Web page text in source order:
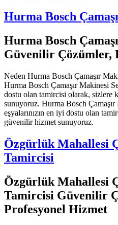
Hurma Bosch
Hurma Bosch
Güvenilir Çözümler,
Neden Hurma Bosch Çamaşır
Hurma Bosch Çamaşır Makinesi
dostu olan tamircisi olarak, sizlere
sunuyoruz. Hurma Bosch
eşyalarınızın en iyi dostu olan
güvenilir hizmet sunuyoruz.
Özgürlük Mahallesi
Tamircisi
Özgürlük Mahallesi
Tamircisi Güvenilir
Profesyonel Hizmet